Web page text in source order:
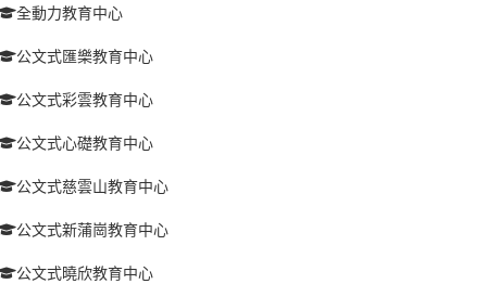
全動力教育中心
公文式匯樂教育中心
公文式彩雲教育中心
公文式心礎教育中心
公文式慈雲山教育中心
公文式新蒲崗教育中心
公文式曉欣教育中心